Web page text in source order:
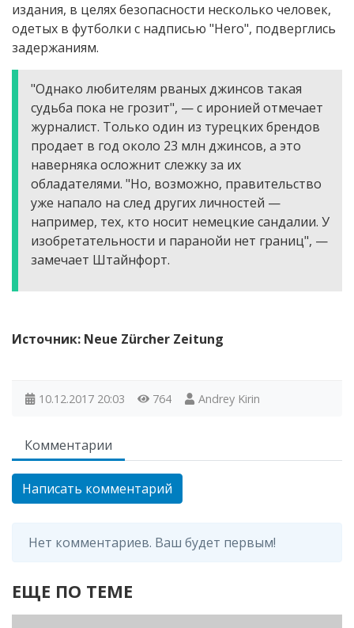
издания, в целях безопасности несколько человек,
одетых в футболки с надписью "Hero", подверглись
задержаниям.
"Однако любителям рваных джинсов такая
судьба пока не грозит", — с иронией отмечает
журналист. Только один из турецких брендов
продает в год около 23 млн джинсов, а это
наверняка осложнит слежку за их
обладателями. "Но, возможно, правительство
уже напало на след других личностей —
например, тех, кто носит немецкие сандалии. У
изобретательности и паранойи нет границ", —
замечает Штайнфорт.
Источник: Neue Zürcher Zeitung
10.12.2017 20:03 764 Andrey Kirin
Комментарии
Написать комментарий
Нет комментариев. Ваш будет первым!
ЕЩЕ ПО ТЕМЕ